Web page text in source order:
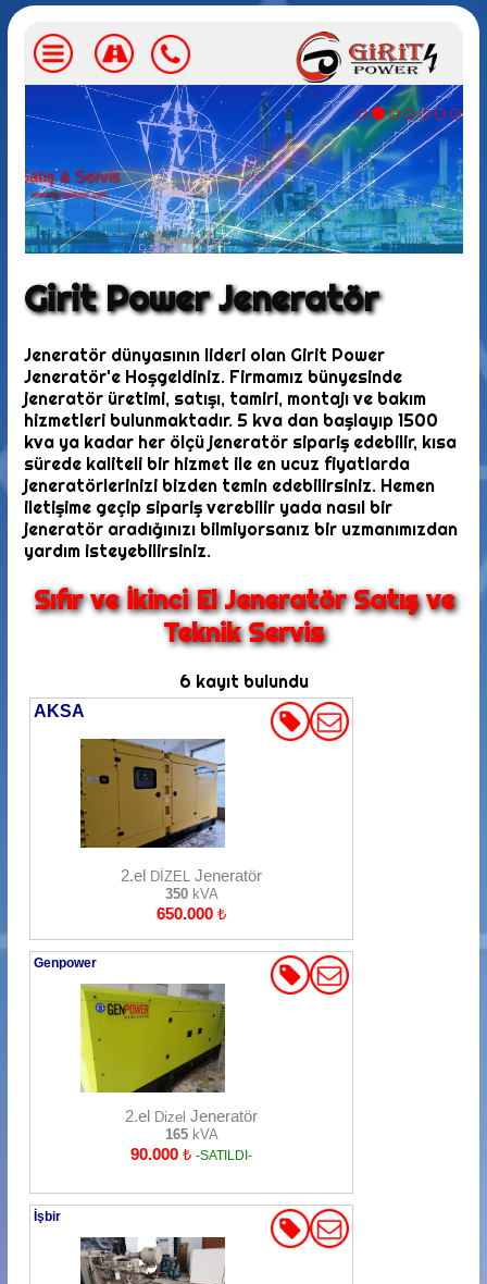
Jeneratör Satış & Servis
www.giritpower.com
Girit Power Jeneratör
Jeneratör dünyasının lideri olan Girit Power
Jeneratör'e Hoşgeldiniz. Firmamız bünyesinde
jeneratör üretimi, satışı, tamiri, montajı ve bakım
hizmetleri bulunmaktadır. 5 kva dan başlayıp 1500
kva ya kadar her ölçü jeneratör sipariş edebilir, kısa
sürede kaliteli bir hizmet ile en ucuz fiyatlarda
jeneratörlerinizi bizden temin edebilirsiniz. Hemen
iletişime geçip sipariş verebilir yada nasıl bir
jeneratör aradığınızı bilmiyorsanız bir uzmanımızdan
yardım isteyebilirsiniz.
Sıfır ve İkinci El Jeneratör Satış ve
Teknik Servis
6 kayıt bulundu
AKSA
2.el DİZEL Jeneratör
350kVA
650.000₺
Genpower
2.el Dizel Jeneratör
165kVA
90.000₺ -SATILDI-
İşbir